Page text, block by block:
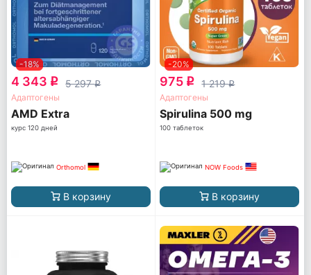
-18%
4 343 q 5 297q
Адаптогены
AМD Extra
курс 120 дней
Orthomol
В корзину
-20%
975 q 1 219q
Адаптогены
Spirulina 500 mg
100 таблеток
NOW Foods
В корзину